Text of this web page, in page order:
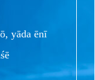
yāda ēnī